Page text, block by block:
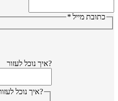
כתובת מייל*
?איך נוכל לעזור
?איך נוכל לעזור